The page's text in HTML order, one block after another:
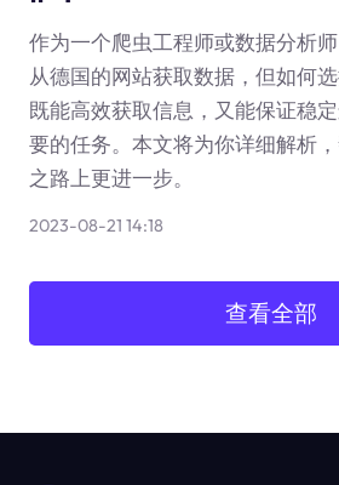
作为一个爬虫工程师或数据分析
从德国的网站获取数据，但如何
既能高效获取信息，又能保证稳
要的任务。本文将为你详细解析
之路上更进一步。
2023-08-21 14:18
查看全部